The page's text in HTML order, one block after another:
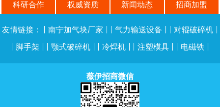
科研合作 权威资质 新闻动态 招商加盟
友情链接： 南宁加气块厂家 气力输送设备 对辊破碎机
脚手架 颚式破碎机 冷焊机 注塑模具 电磁铁
薇伊招商微信